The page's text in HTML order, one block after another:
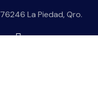
La Piedad, Qro.